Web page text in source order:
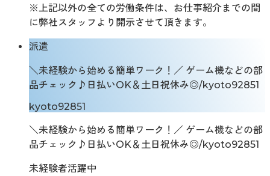
※上記以外の全ての労働条件は、お仕事紹介までの間
に弊社スタッフより開示させて頂きます。
派遣
＼未経験から始める簡単ワーク！／ ゲーム機などの部
品チェック♪日払いOK＆土日祝休み◎/kyoto92851
kyoto92851
＼未経験から始める簡単ワーク！／ ゲーム機などの部
品チェック♪日払いOK＆土日祝休み◎/kyoto92851
未経験者活躍中